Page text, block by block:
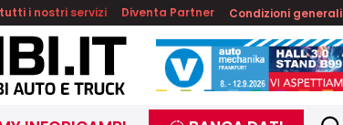
i nostri servizi Diventa Partner Condizioni generali